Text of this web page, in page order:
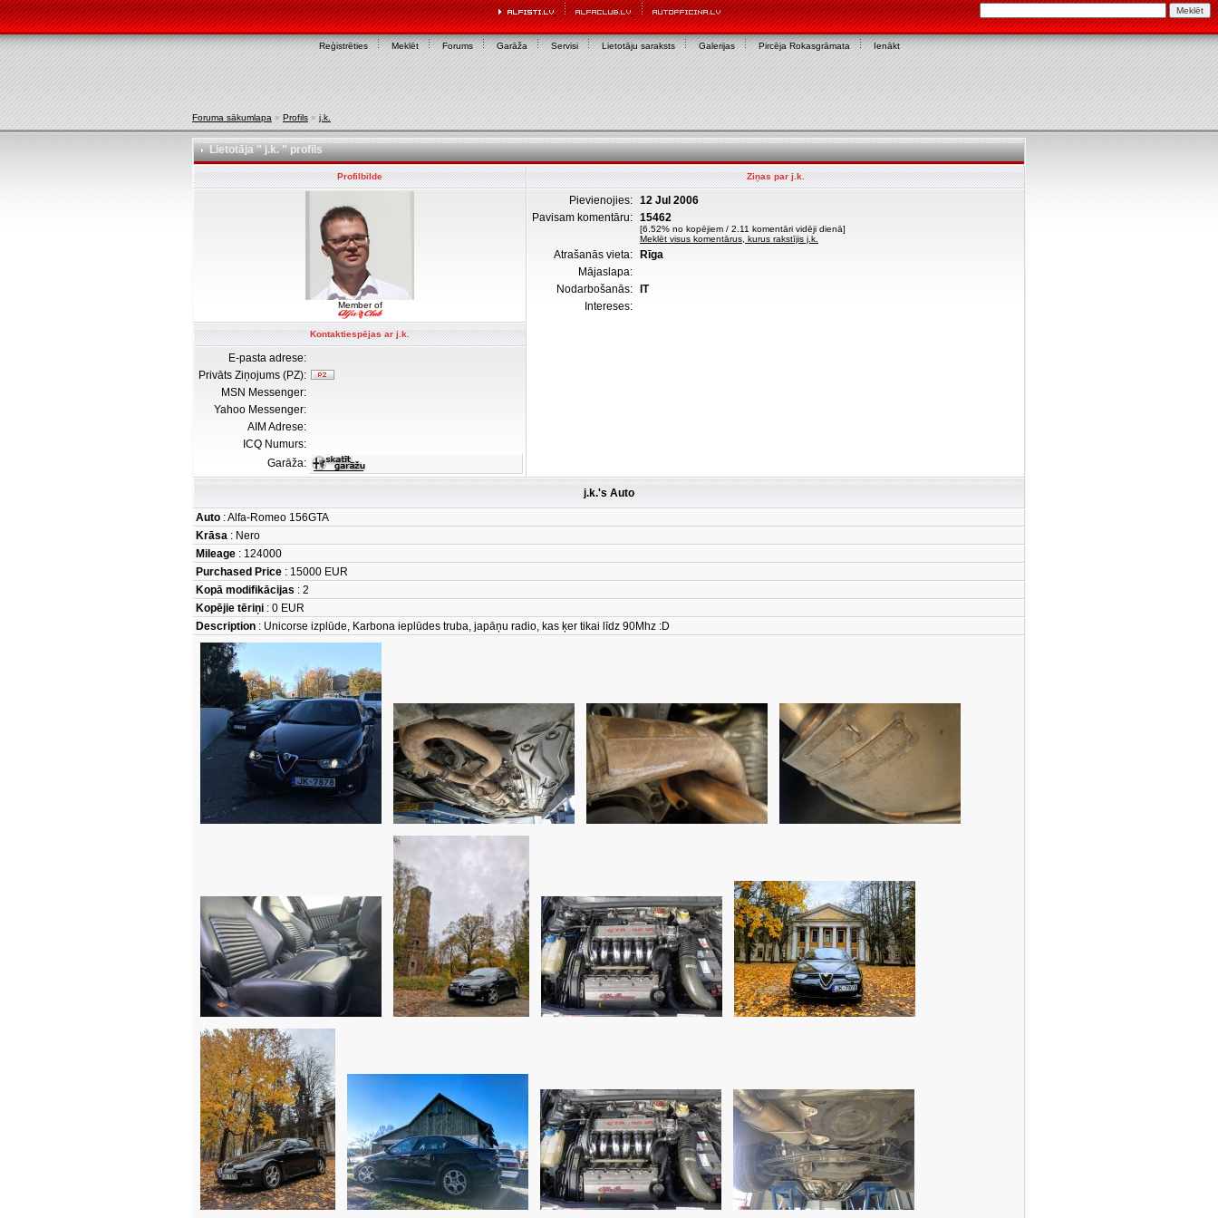
Reģistrēties Meklēt Forums Garāža Servisi Lietotāju saraksts Galerijas Pircēja Rokasgrāmata Ienākt
Foruma sākumlapa » Profils » j.k.
Lietotāja " j.k. " profils
Profilbilde Ziņas par j.k.
Member of
Pievienojies: 12 Jul 2006
Pavisam komentāru: 15462
[6.52% no kopējiem / 2.11 komentāri vidēji dienā]
Meklēt visus komentārus, kurus rakstījis j.k.
Atrašanās vieta:
Rīga
Mājaslapa:
Nodarbošanās:
IT
Intereses:
Kontaktiespējas ar j.k.
E-pasta adrese:
Privāts Ziņojums (PZ):
MSN Messenger:
Yahoo Messenger:
AIM Adrese:
ICQ Numurs:
Garāža:
j.k.'s Auto
Auto : Alfa-Romeo 156GTA
Krāsa : Nero
Mileage : 124000
Purchased Price : 15000 EUR
Kopā modifikācijas : 2
Kopējie tēriņi : 0 EUR
Description : Unicorse izplūde, Karbona ieplūdes truba, japāņu radio, kas ķer tikai līdz 90Mhz :D